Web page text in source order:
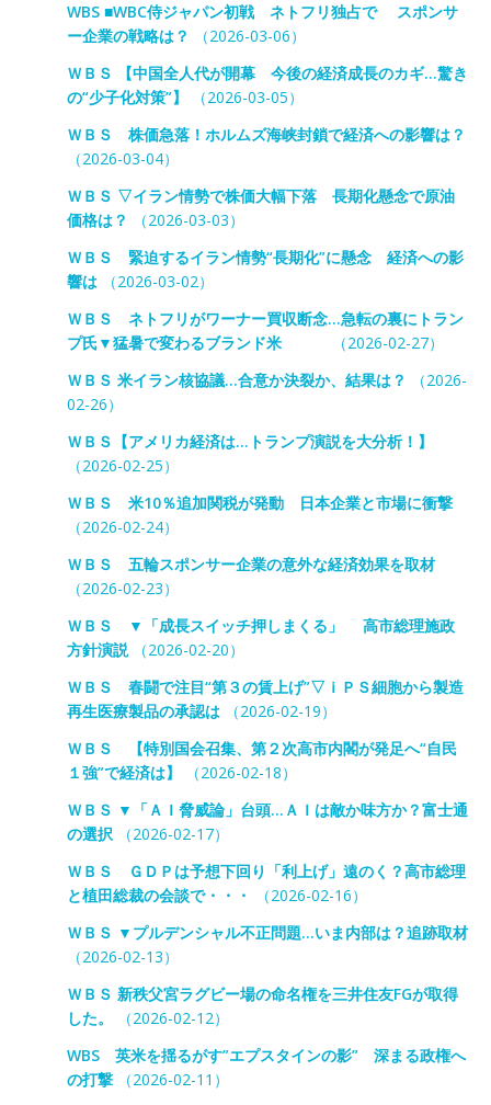
WBS ■WBC侍ジャパン初戦 ネトフリ独占で スポンサ
ー企業の戦略は？
（2026-03-06）
ＷＢＳ 【中国全人代が開幕 今後の経済成長のカギ…驚き
の“少子化対策”】
（2026-03-05）
ＷＢＳ 株価急落！ホルムズ海峡封鎖で経済への影響は？
（2026-03-04）
ＷＢＳ ▽イラン情勢で株価大幅下落 長期化懸念で原油
価格は？
（2026-03-03）
ＷＢＳ 緊迫するイラン情勢“長期化”に懸念 経済への影
響は（2026-03-02）
ＷＢＳ ネトフリがワーナー買収断念…急転の裏にトラン
プ氏▼猛暑で変わるブランド米
（2026-02-27）
ＷＢＳ 米イラン核協議…合意か決裂か、結果は？
（2026-
02-26）
ＷＢＳ【アメリカ経済は…トランプ演説を大分析！】
（2026-02-25）
ＷＢＳ 米10％追加関税が発動 日本企業と市場に衝撃
（2026-02-24）
ＷＢＳ 五輪スポンサー企業の意外な経済効果を取材
（2026-02-23）
ＷＢＳ ▼「成長スイッチ押しまくる」 高市総理施政
方針演説（2026-02-20）
ＷＢＳ 春闘で注目“第３の賃上げ”▽ｉＰＳ細胞から製造
再生医療製品の承認は（2026-02-19）
ＷＢＳ 【特別国会召集、第２次高市内閣が発足へ“自民
１強”で経済は】
（2026-02-18）
ＷＢＳ ▼「ＡＩ脅威論」台頭…ＡＩは敵か味方か？富士通
の選択（2026-02-17）
ＷＢＳ ＧＤＰは予想下回り「利上げ」遠のく？高市総理
と植田総裁の会談で・・・
（2026-02-16）
ＷＢＳ ▼プルデンシャル不正問題…いま内部は？追跡取材
（2026-02-13）
ＷＢＳ 新秩父宮ラグビー場の命名権を三井住友FGが取得
した。
（2026-02-12）
WBS 英米を揺るがす”エプスタインの影” 深まる政権へ
の打撃（2026-02-11）